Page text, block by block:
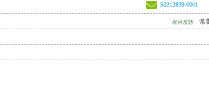
S0212839-0001
雇用形態 常